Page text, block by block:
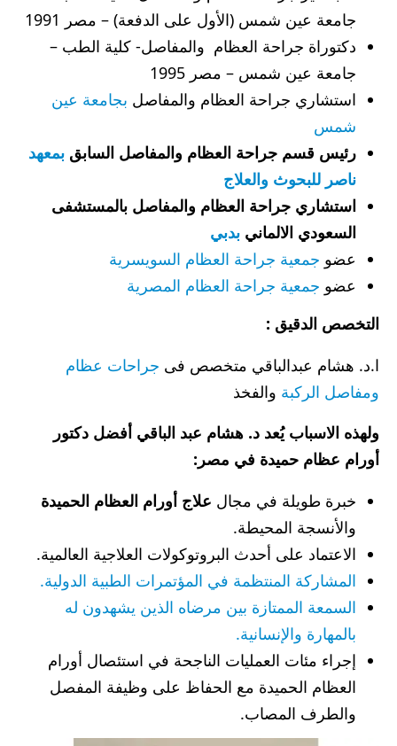
جامعة عين شمس (الأول على الدفعة) – مصر 1991
دكتوراة جراحة العظام والمفاصل- كلية الطب –
جامعة عين شمس – مصر 1995
استشاري جراحة العظام والمفاصل بجامعة عين
شمس
رئيس قسم جراحة العظام والمفاصل السابقبمعهد
ناصر للبحوث والعلاج
استشاري جراحة العظام والمفاصل بالمستشفى
السعودي الالمانيبدبي
عضو جمعية جراحة العظام السويسرية
عضو جمعية جراحة العظام المصرية
التخصص الدقيق :
ا.د. هشام عبدالباقي متخصص فى جراحات عظام
ومفاصل الركبة والفخذ
ولهذه الاسباب يُعد د. هشام عبد الباقي أفضل دكتور
أورام عظام حميدة في مصر:
خبرة طويلة في مجال علاج أورام العظام الحميدة
والأنسجة المحيطة.
الاعتماد على أحدث البروتوكولات العلاجية العالمية.
المشاركة المنتظمة في المؤتمرات الطبية الدولية.
السمعة الممتازة بين مرضاه الذين يشهدون له
بالمهارة والإنسانية.
إجراء مئات العمليات الناجحة في استئصال أورام
العظام الحميدة مع الحفاظ على وظيفة المفصل
والطرف المصاب.